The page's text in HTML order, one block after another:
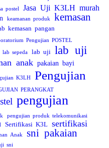
postel Jasa Uji K3LH murah
keamanan produk
kemasan
kemasan pangan
Pengujian POSTEL
lab sepeda lab uji
lab uji
anak pakaian bayi
K3LH
Pengujian
PERANGKAT
pengujian
pengujian produk telekomunikasi
Sertifikasi K3L
sertifikasi
Anak
sni pakaian
sni